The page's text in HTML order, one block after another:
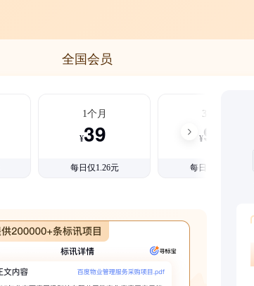
全国会员
1个月
¥39
每日仅1.26元
3个月
¥99
每日仅1.08元